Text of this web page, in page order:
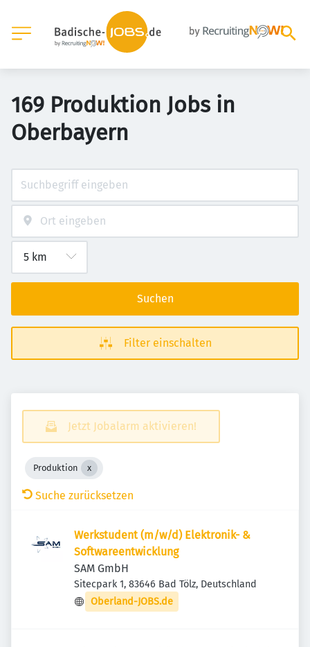
169 Produktion Jobs in
Oberbayern
Suchen
Filter einschalten
Jetzt Jobalarm aktivieren!
Produktion
Suche zurücksetzen
Werkstudent (m/w/d) Elektronik- &
Softwareentwicklung
SAM GmbH
Sitecpark 1, 83646 Bad Tölz, Deutschland
Oberland-JOBS.de